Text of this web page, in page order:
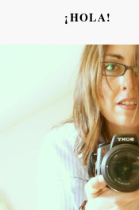
¡HOLA!